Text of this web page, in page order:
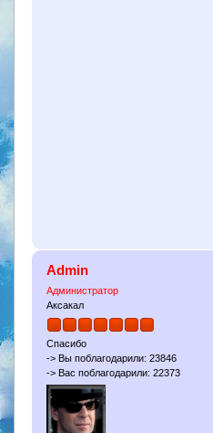
Admin
Администратор
Аксакал
Спасибо
-> Вы поблагодарили: 23846
-> Вас поблагодарили: 22373